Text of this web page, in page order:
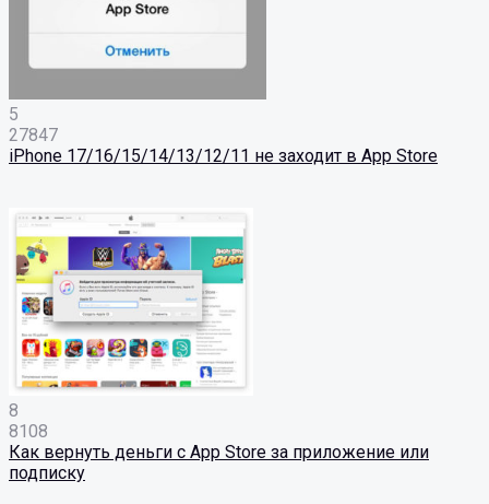
5
27847
iPhone 17/16/15/14/13/12/11 не заходит в App Store
8
8108
Как вернуть деньги с App Store за приложение или
подписку